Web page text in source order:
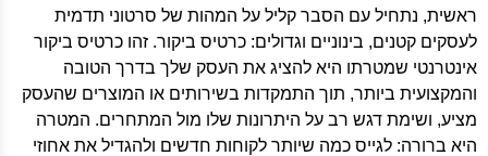
ראשית, נתחיל עם הסבר קליל על המהות של סרטוני תדמית
לעסקים קטנים, בינוניים וגדולים: כרטיס ביקור. זהו כרטיס ביקור
אינטרנטי שמטרתו היא להציג את העסק שלך בדרך הטובה
והמקצועית ביותר, תוך התמקדות בשירותים או המוצרים שהעסק
מציע, ושימת דגש רב על היתרונות שלו מול המתחרים. המטרה
היא ברורה: לגייס כמה שיותר לקוחות חדשים ולהגדיל את אחוזי